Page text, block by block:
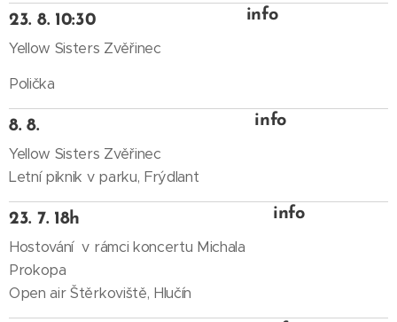
23. 8. 10:30
Yellow Sisters Zvěřinec
Polička
info
8. 8.
Yellow Sisters Zvěřinec
Letní piknik v parku, Frýdlant
info
23. 7. 18h
Hostování v rámci koncertu Michala
Prokopa
Open air Štěrkoviště, Hlučín
info